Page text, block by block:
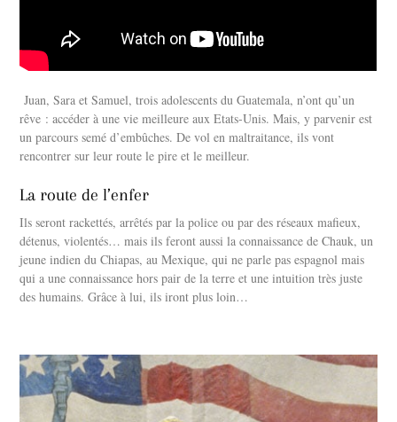
Juan, Sara et Samuel, trois adolescents du Guatemala, n’ont qu’un
rêve : accéder à une vie meilleure aux Etats-Unis. Mais, y parvenir est
un parcours semé d’embûches. De vol en maltraitance, ils vont
rencontrer sur leur route le pire et le meilleur.
La route de l’enfer
Ils seront rackettés, arrêtés par la police ou par des réseaux mafieux,
détenus, violentés… mais ils feront aussi la connaissance de Chauk, un
jeune indien du Chiapas, au Mexique, qui ne parle pas espagnol mais
qui a une connaissance hors pair de la terre et une intuition très juste
des humains. Grâce à lui, ils iront plus loin…